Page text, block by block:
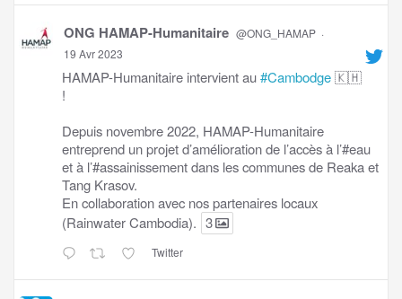
ONG HAMAP-Humanitaire @ONG_HAMAP ·
19 Avr 2023
HAMAP-Humanitaire intervient au#Cambodge🇰🇭
!
Depuis novembre 2022, HAMAP-Humanitaire
entreprend un projet d’amélioration de l’accès à l’#eau
et à l’#assainissement dans les communes de Reaka et
Tang Krasov.
En collaboration avec nos partenaires locaux
(Rainwater Cambodia). 3
Twitter